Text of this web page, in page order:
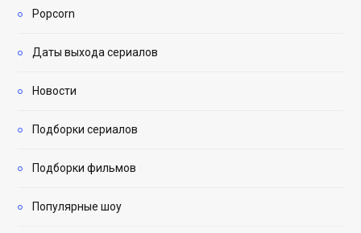
Popcorn
Даты выхода сериалов
Новости
Подборки сериалов
Подборки фильмов
Популярные шоу